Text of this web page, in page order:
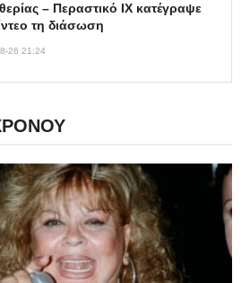
– Περαστικό ΙΧ κατέγραψε
τη διάσωση
26 21:24